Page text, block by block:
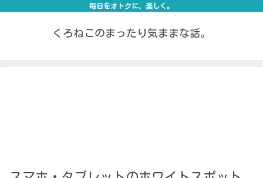
毎日をオトクに、楽しく。
くろねこのまったり気ままな話。